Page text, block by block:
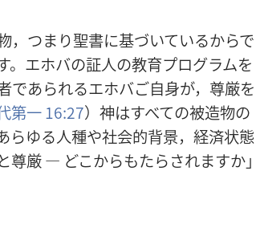
，つまり聖書に基づいているからで
。エホバの証人の教育プログラムを
であられるエホバご自身が，尊厳を
第一 16:27）神はすべての被造物の
らゆる人種や社会的背景，経済状態
厳 ― どこからもたらされますか」